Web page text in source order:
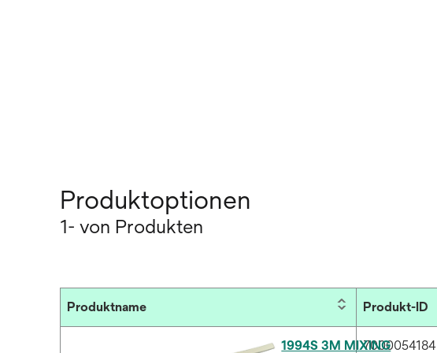
Produktoptionen
1- von Produkten
Produktname Produkt-ID
1994S 3M MIXING7000054184